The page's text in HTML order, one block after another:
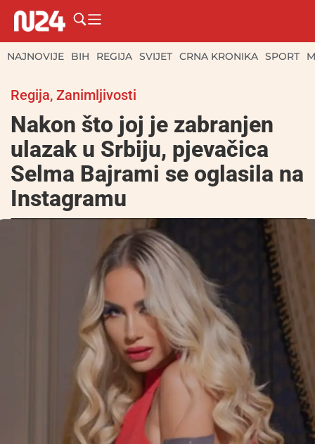
NAJNOVIJE BIH REGIJA SVIJET CRNA KRONIKA SPORT
Regija, Zanimljivosti
Nakon što joj je zabranjen
ulazak u Srbiju, pjevačica
Selma Bajrami se oglasila na
Instagramu